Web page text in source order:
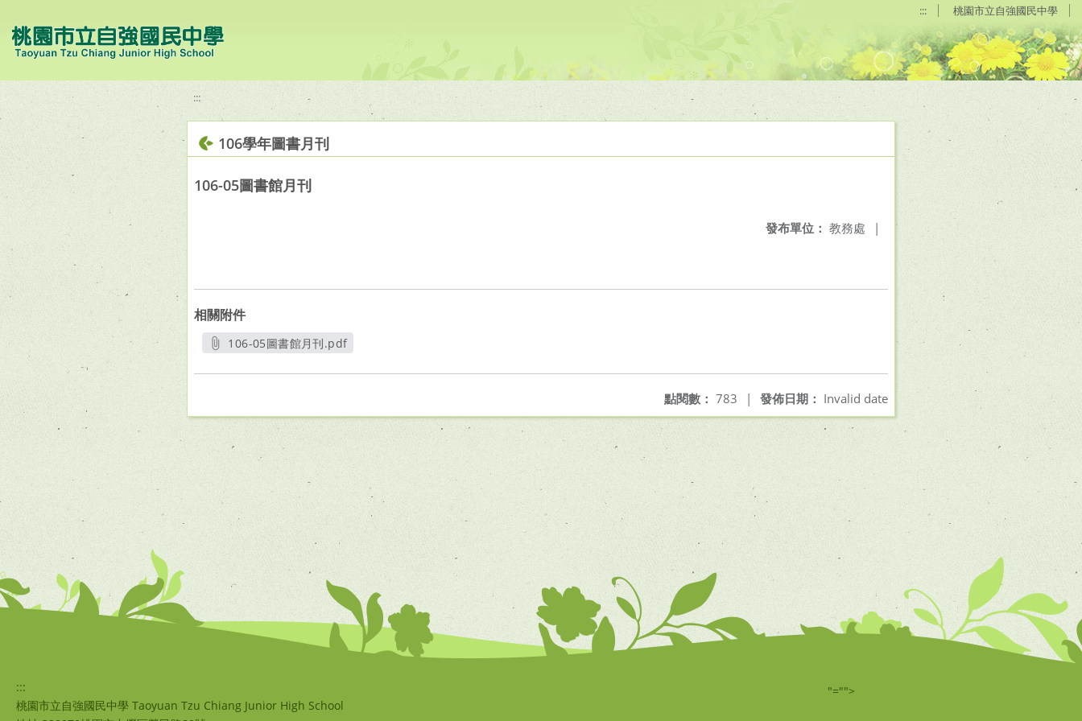
::: 桃園市立自強國民中學
:::
106學年圖書月刊
106-05圖書館月刊
發布單位： 教務處 |
相關附件
106-05圖書館月刊.pdf
發佈日期： Invalid date
點閱數： 783 |
:::
桃園市立自強國民中學 Taoyuan Tzu Chiang Junior High School
"="">